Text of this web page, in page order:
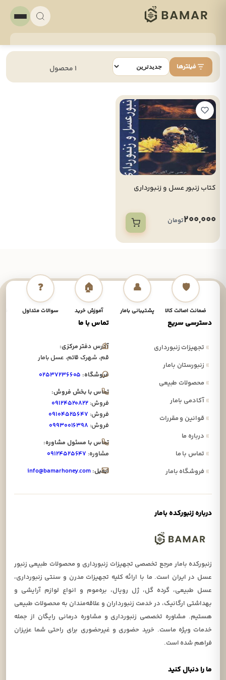
فیلترها
کتاب زنبور عسل و زنبورداری
200,000تومان
🛡️
ضمانت اصالت کالا
👤
پشتیبانی بامار
🏠
آموزش خرید
❓
سوالات متداول
ما را دنبال کنید
دسترسی سریع
»تجهیزات زنبورداری
»زنبورستان بامار
»محصولات طبیعی
»آکادمی بامار
»قوانین و مقررات
»درباره ما
»تماس با ما
»فروشگاه بامار
تماس با ما
آدرس دفتر مرکزی:
قم، شهرک قائم، عسل بامار
فروشگاه: ۰۲۵۳۷۲۳۶۶۰۵
تماس با بخش فروش:
فروش: ۰۹۱۲۴۵۲۰۸۲۲
فروش: ۰۹۱۰۴۵۲۵۶۴۷
فروش: ۰۹۹۳۰۰۱۶۳۹۸
تماس با مسئول مشاوره:
مشاوره: ۰۹۱۲۴۵۲۵۶۴۷
ایمیل: info@bamarhoney.com
درباره زنبورکده بامار
زنبورکده بامار مرجع تخصصی تجهیزات زنبورداری و محصولات طبیعی زنبور
عسل در ایران است. ما با ارائه کلیه تجهیزات مدرن و سنتی زنبورداری،
عسل طبیعی، گرده گل، ژل رویال، بره‌موم و انواع لوازم آرایشی و
بهداشتی ارگانیک، در خدمت زنبورداران و علاقه‌مندان به محصولات طبیعی
هستیم. مشاوره تخصصی زنبورداری و مشاوره درمانی رایگان از جمله
خدمات ویژه ماست. خرید حضوری و غیرحضوری برای راحتی شما عزیزان
فراهم شده است.